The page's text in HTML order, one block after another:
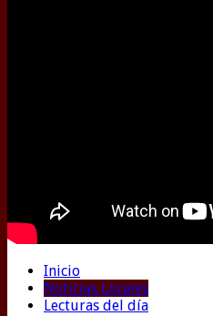
Inicio
Noticias Locales
Lecturas del día